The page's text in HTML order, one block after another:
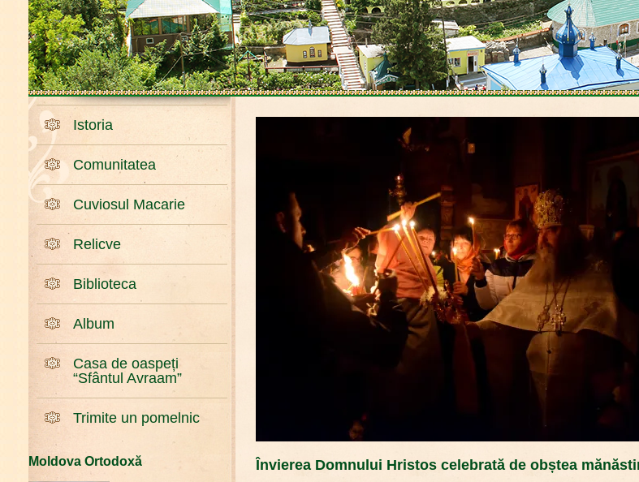
Istoria
Comunitatea
Cuviosul Macarie
Relicve
Biblioteca
Album
Casa de oaspeți
“Sfântul Avraam”
Trimite un pomelnic
Moldova Ortodoxă Învierea Domnului Hristos celebrată de obștea